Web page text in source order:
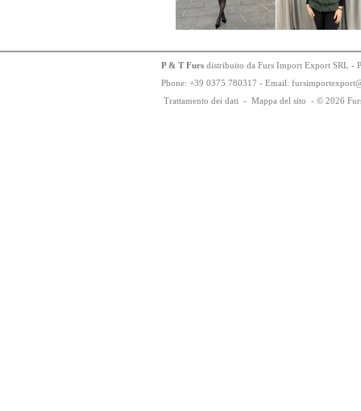
P & T Furs distribuito da Furs Import Export SRL -
Phone: +39 0375 780317 - Email: fursimportexport
Trattamento dei dati - Mappa del sito - © 2026